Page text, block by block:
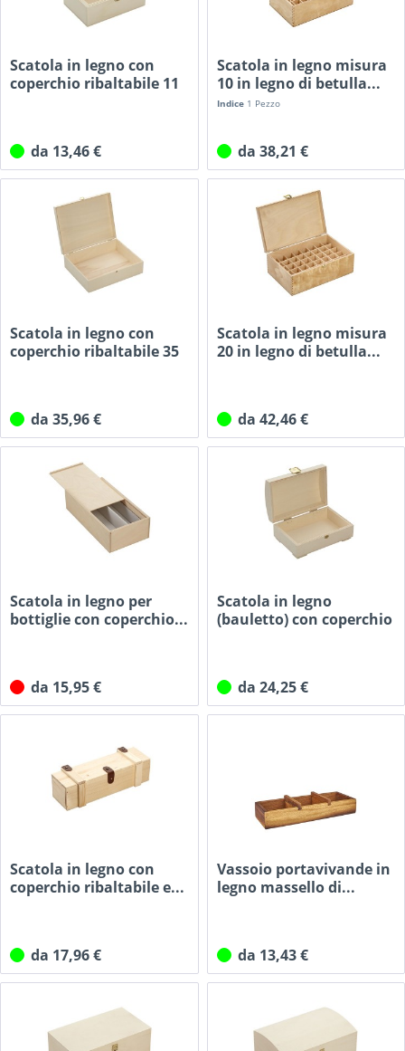
Scatola in legno con
coperchio ribaltabile 11
da 13,46 €
Scatola in legno misura
10 in legno di betulla...
Indice 1 Pezzo
da 38,21 €
Scatola in legno con
coperchio ribaltabile 35
da 35,96 €
Scatola in legno misura
20 in legno di betulla...
da 42,46 €
Scatola in legno per
bottiglie con coperchio...
da 15,95 €
Scatola in legno
(bauletto) con coperchio
da 24,25 €
Scatola in legno con
coperchio ribaltabile e...
da 17,96 €
Vassoio portavivande in
legno massello di...
da 13,43 €